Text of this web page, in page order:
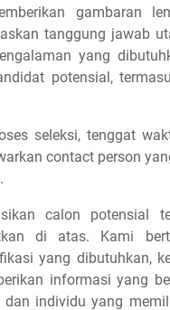
gambaran
tanggung jawab
yang
potensial,
seleksi, tenggat
contact person
calon potensial
di atas. Kami
yang dibutuhkan,
informasi yang
individu yang